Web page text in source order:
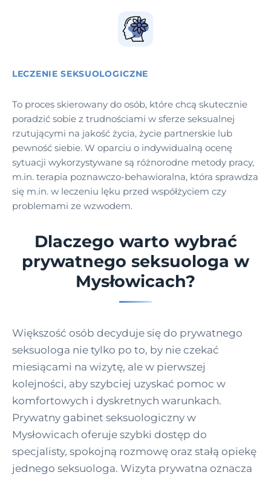
LECZENIE SEKSUOLOGICZNE
To proces skierowany do osób, które chcą skutecznie
poradzić sobie z trudnościami w sferze seksualnej
rzutującymi na jakość życia, życie partnerskie lub
pewność siebie. W oparciu o indywidualną ocenę
sytuacji wykorzystywane są różnorodne metody pracy,
m.in. terapia poznawczo-behawioralna, która sprawdza
się m.in. w leczeniu lęku przed współżyciem czy
problemami ze wzwodem.
Dlaczego warto wybrać
prywatnego seksuologa w
Mysłowicach?
Większość osób decyduje się do prywatnego
seksuologa nie tylko po to, by nie czekać
miesiącami na wizytę, ale w pierwszej
kolejności, aby szybciej uzyskać pomoc w
komfortowych i dyskretnych warunkach.
Prywatny gabinet seksuologiczny w
Mysłowicach oferuje szybki dostęp do
specjalisty, spokojną rozmowę oraz stałą opiekę
jednego seksuologa. Wizyta prywatna oznacza